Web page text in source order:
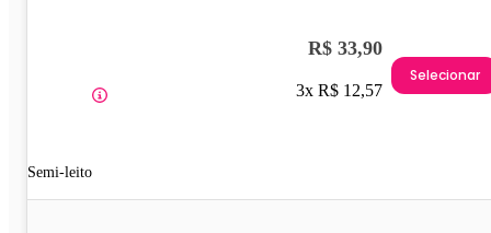
Semi-leito
R$ 33,90
3x R$ 12,57
Selecionar